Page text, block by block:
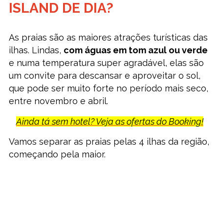
ISLAND DE DIA?
As praias são as maiores atrações turísticas das
ilhas. Lindas, com águas em tom azul ou verde
e numa temperatura super agradável, elas são
um convite para descansar e aproveitar o sol,
que pode ser muito forte no período mais seco,
entre novembro e abril.
Ainda tá sem hotel? Veja as ofertas do Booking!
Vamos separar as praias pelas 4 ilhas da região,
começando pela maior.